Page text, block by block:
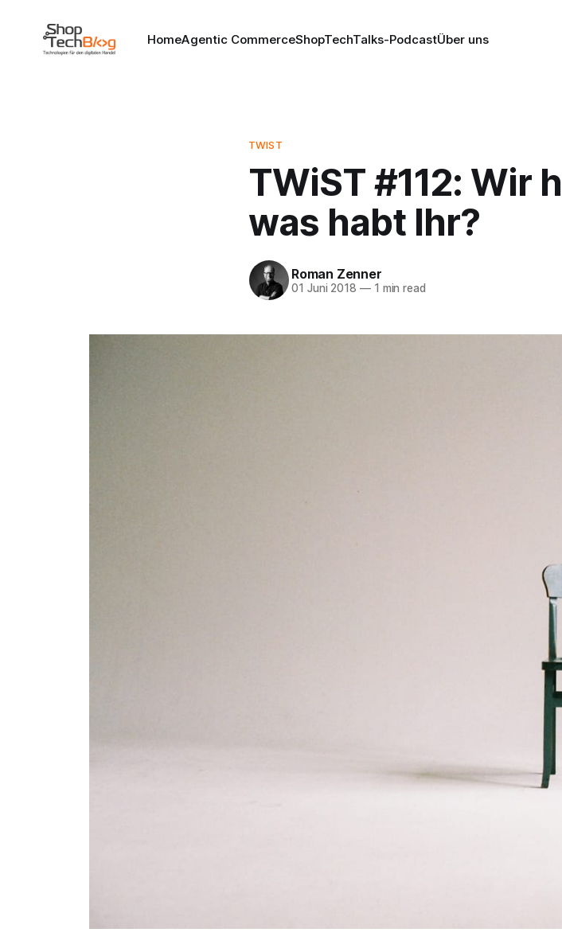
HomeAgentic CommerceShopTechTalks-PodcastÜber uns
TWIST
TWiST #112: Wir
was habt Ihr?
Roman Zenner
01 Juni 2018 —1 min read